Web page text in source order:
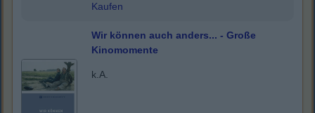
Kaufen
Wir können auch anders... - Große
Kinomomente
k.A.